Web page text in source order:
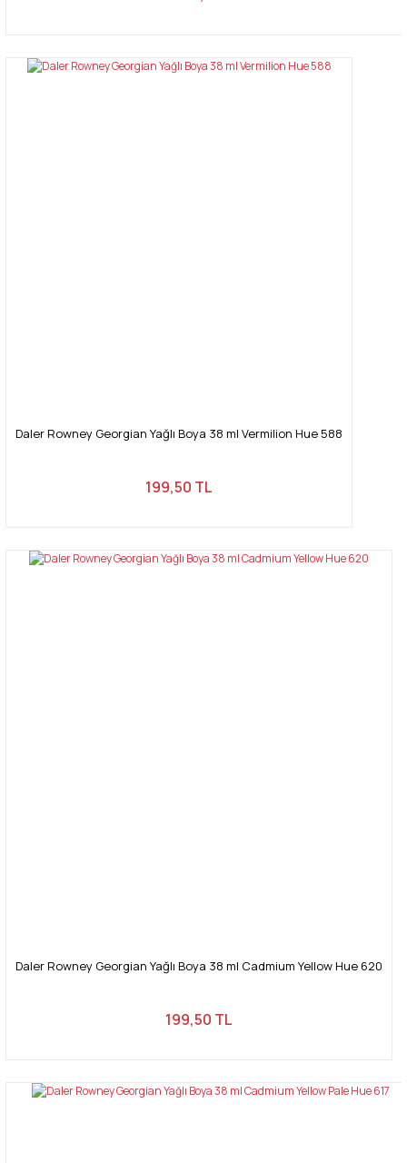
Daler Rowney Georgian Yağlı Boya 38 ml Vermilion Hue 588
199,50 TL
Daler Rowney Georgian Yağlı Boya 38 ml Cadmium Yellow Hue 620
199,50 TL